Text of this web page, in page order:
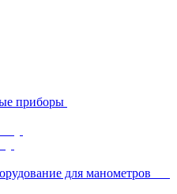
приборы
для манометров